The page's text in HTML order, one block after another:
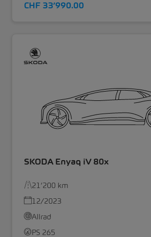
CHF 33’990.00
SKODA Enyaq iV 80x
21’200 km
12/2023
Allrad
PS 265